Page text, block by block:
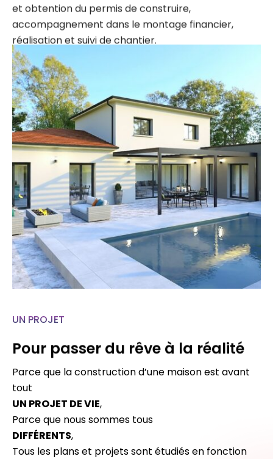
accompagnement dans le montage financier,
réalisation et suivi de chantier.
UN PROJET
Pour passer du rêve à la réalité
Parce que la construction d’une maison est avant
tout
UN PROJET DE VIE,
Parce que nous sommes tous
DIFFÉRENTS,
Tous les plans et projets sont étudiés en fonction